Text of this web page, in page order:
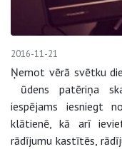
2016-11-21
Ņemot vērā svētku
ūdens patēriņa
iespējams iesniegt
klātienē, kā arī
rādījumu kastītēs,